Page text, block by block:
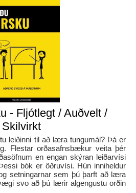
- Fljótlegt / Auðvelt /
Skilvirkt
leiðinni til að læra tungumál? Þá er
Flestar orðasafnsbækur veita þér
en engan skýran leiðarvísi
bók er öðruvísi. Hún inniheldur
setningarnar sem þú þarft að læra
svo að þú lærir algengustu orðin